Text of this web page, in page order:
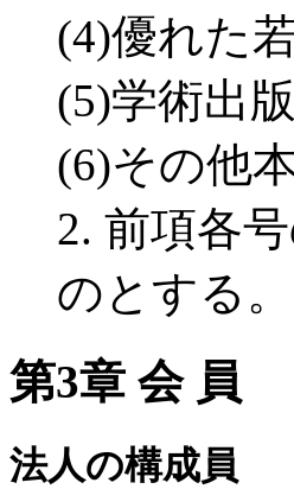
(4)優れた
(5)学術出
(6)その他
2. 前項各
のとする。
第3章 会 員
法人の構成員